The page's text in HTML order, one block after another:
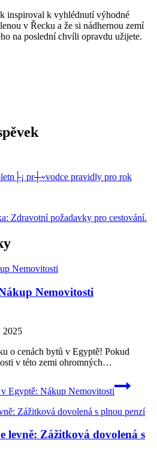
inspiroval k vyhlédnutí výhodné
v Řecku a že si nádhernou zemí
na poslední chvíli opravdu užijete.
pr┼»vodce pravidly pro rok
Zdravotní požadavky pro cestování.
Nemovitosti
2025
o cenách bytů v Egyptě! Pokud
v této zemi ohromných…
Egyptě: Nákup Nemovitosti
levně: Zážitková dovolená s